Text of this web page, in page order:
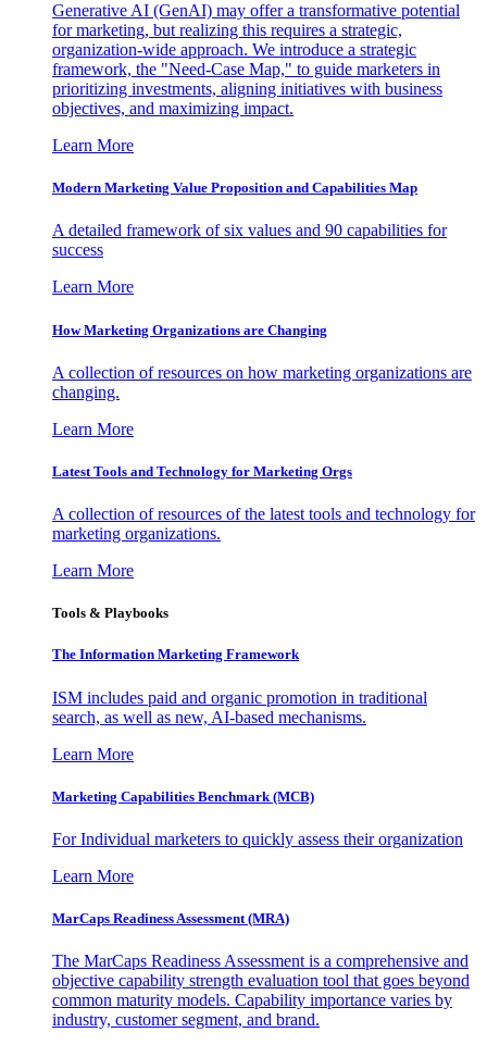
Generative AI (GenAI) may offer a transformative potential
for marketing, but realizing this requires a strategic,
organization-wide approach. We introduce a strategic
framework, the "Need-Case Map," to guide marketers in
prioritizing investments, aligning initiatives with business
objectives, and maximizing impact.
Learn More
Modern Marketing Value Proposition and Capabilities Map
A detailed framework of six values and 90 capabilities for
success
Learn More
How Marketing Organizations are Changing
A collection of resources on how marketing organizations are
changing.
Learn More
Latest Tools and Technology for Marketing Orgs
A collection of resources of the latest tools and technology for
marketing organizations.
Learn More
Tools & Playbooks
The Information Marketing Framework
ISM includes paid and organic promotion in traditional
search, as well as new, AI-based mechanisms.
Learn More
Marketing Capabilities Benchmark (MCB)
For Individual marketers to quickly assess their organization
Learn More
MarCaps Readiness Assessment (MRA)
The MarCaps Readiness Assessment is a comprehensive and
objective capability strength evaluation tool that goes beyond
common maturity models. Capability importance varies by
industry, customer segment, and brand.